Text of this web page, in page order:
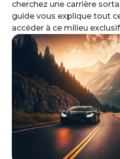
cherchez une carrière
guide vous explique tout
accéder à ce milieu